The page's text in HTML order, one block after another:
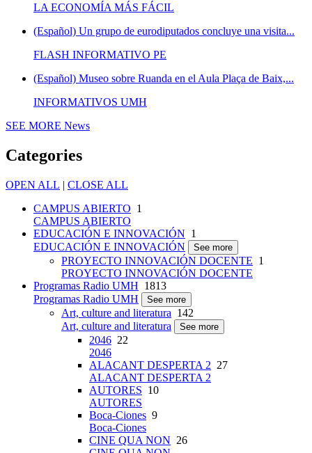
LA ECONOMÍA MÁS FÁCIL
(Español) Un grupo de eurodiputados concluye una visita...
FLASH INFORMATIVO PE
(Español) Museo sobre Ruanda en el Aula Plaça de Baix,...
INFORMATIVOS UMH
SEE MORE News
Categories
OPEN ALL | CLOSE ALL
CAMPUS ABIERTO 1
CAMPUS ABIERTO
EDUCACIÓN E INNOVACIÓN 1
EDUCACIÓN E INNOVACIÓN
See more
PROYECTO INNOVACIÓN DOCENTE 1
PROYECTO INNOVACIÓN DOCENTE
Programas Radio UMH 1813
Programas Radio UMH
See more
Art, culture and literatura 142
Art, culture and literatura
See more
2046 22
2046
ALACANT DESPERTA 2 27
ALACANT DESPERTA 2
AUTORES 10
AUTORES
Boca-Ciones 9
Boca-Ciones
CINE QUA NON 26